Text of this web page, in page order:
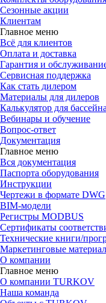
Сезонные акции
Клиентам
Главное меню
Всё для клиентов
Оплата и доставка
Гарантия и
Сервисная поддержка
Как стать дилером
Материалы для дилеров
Калькулятор для бассейна
Вебинары и обучение
Вопрос-ответ
Документация
Главное меню
Вся документация
Паспорта оборудования
Инструкции
Чертежи в формате DWG
BIM-модели
Регистры MODBUS
Сертификаты
Технические книги/
Маркетинговые
О компании
Главное меню
О компании TURKOV
Наша команда